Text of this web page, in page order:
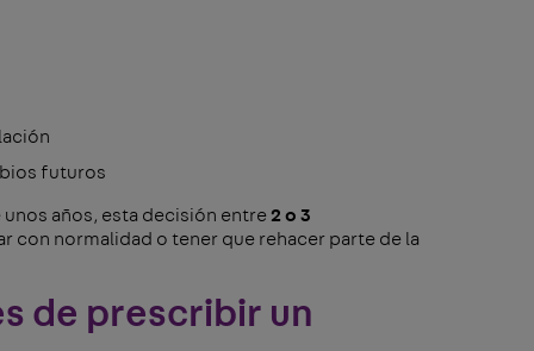
futuros
años, esta decisión entre 2 o 3
con normalidad o tener que rehacer parte de la
de prescribir un